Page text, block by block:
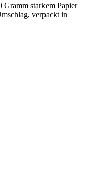
starkem Papier
verpackt in